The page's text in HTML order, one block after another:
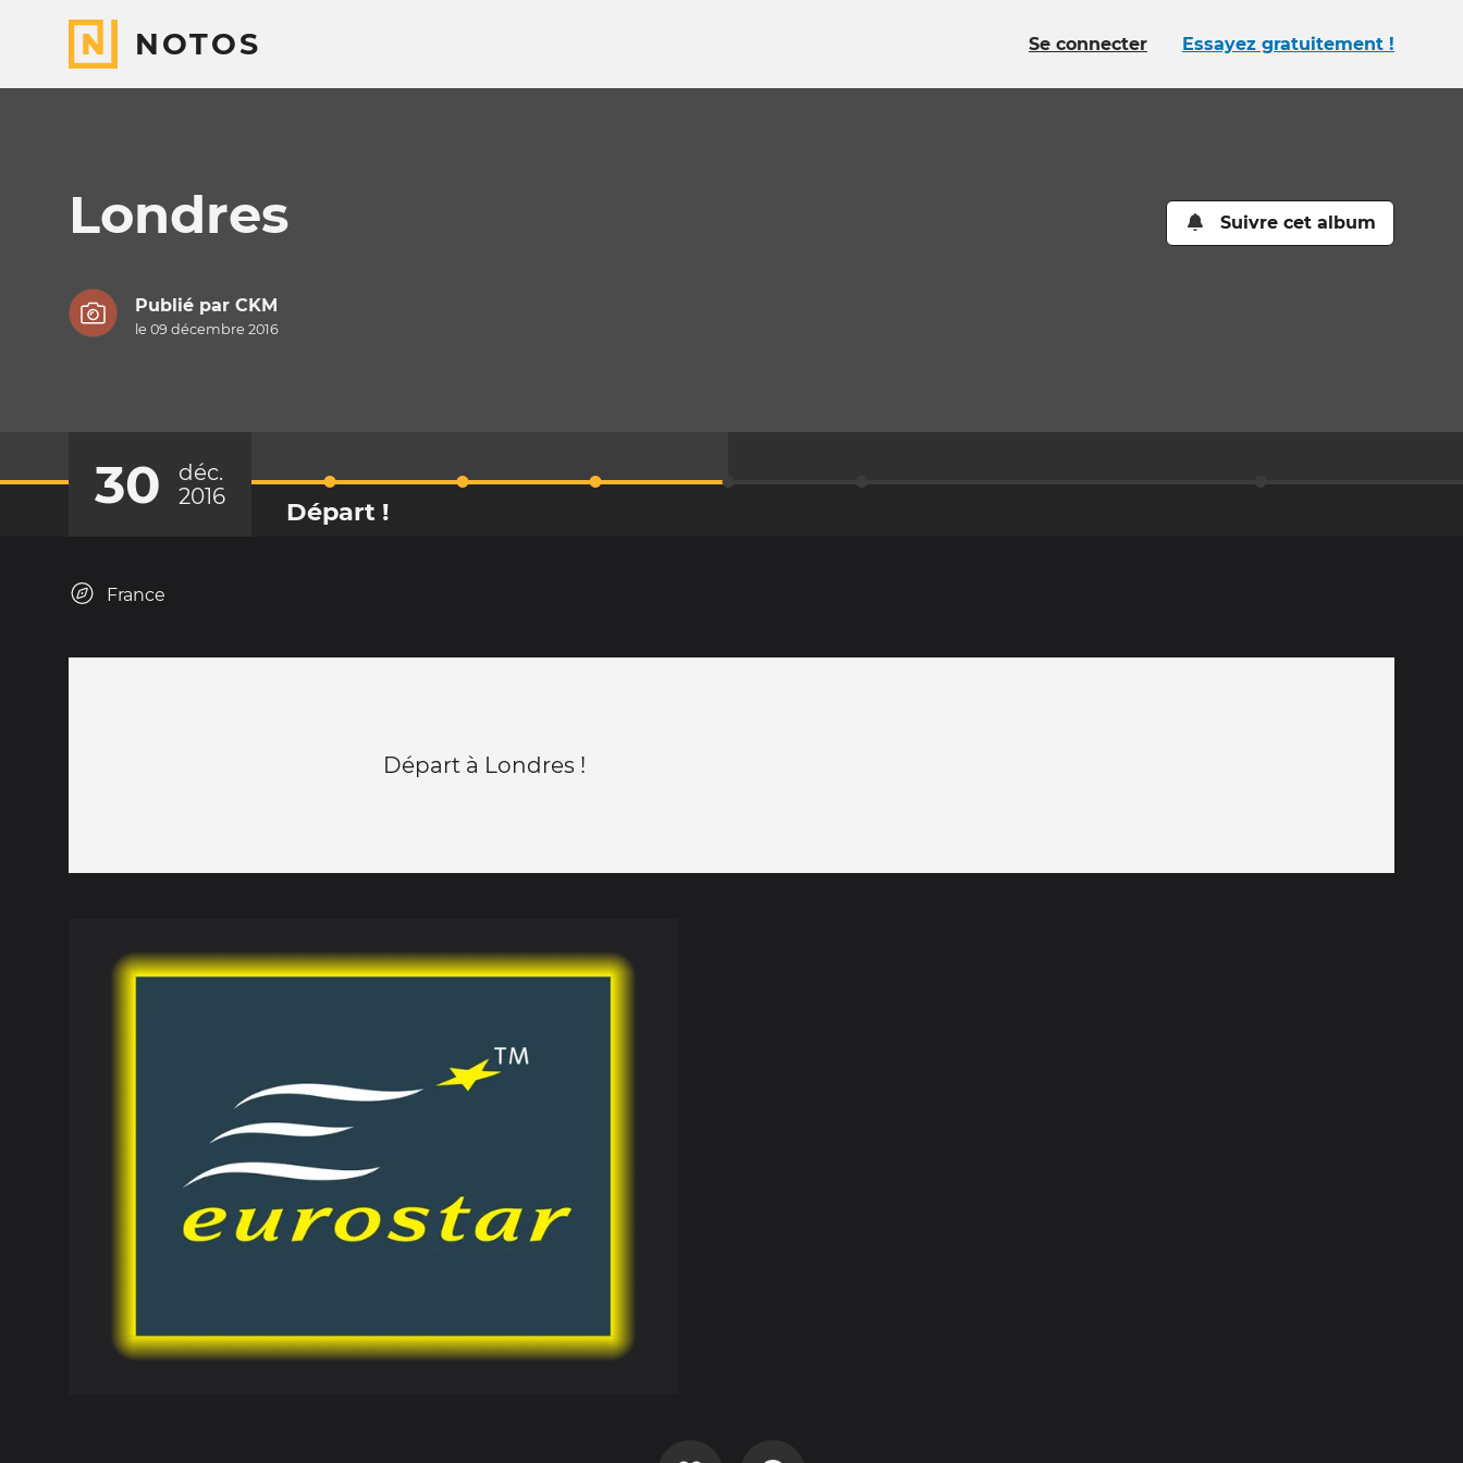
NOTOS Se connecter Essayez gratuitement !
Londres Suivre cet album
Publié par CKM
le 09 décembre 2016
30
déc.
2016
Départ !
France
Départ à Londres !